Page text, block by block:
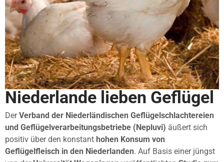
Niederlande lieben Geflügel
DerVerband der Niederländischen Geflügelschlachtereien
und Geflügelverarbeitungsbetriebe (Nepluvi) äußert sich
positiv über den konstant hohen Konsum von
Geflügelfleisch in den Niederlanden. Auf Basis einer jüngst